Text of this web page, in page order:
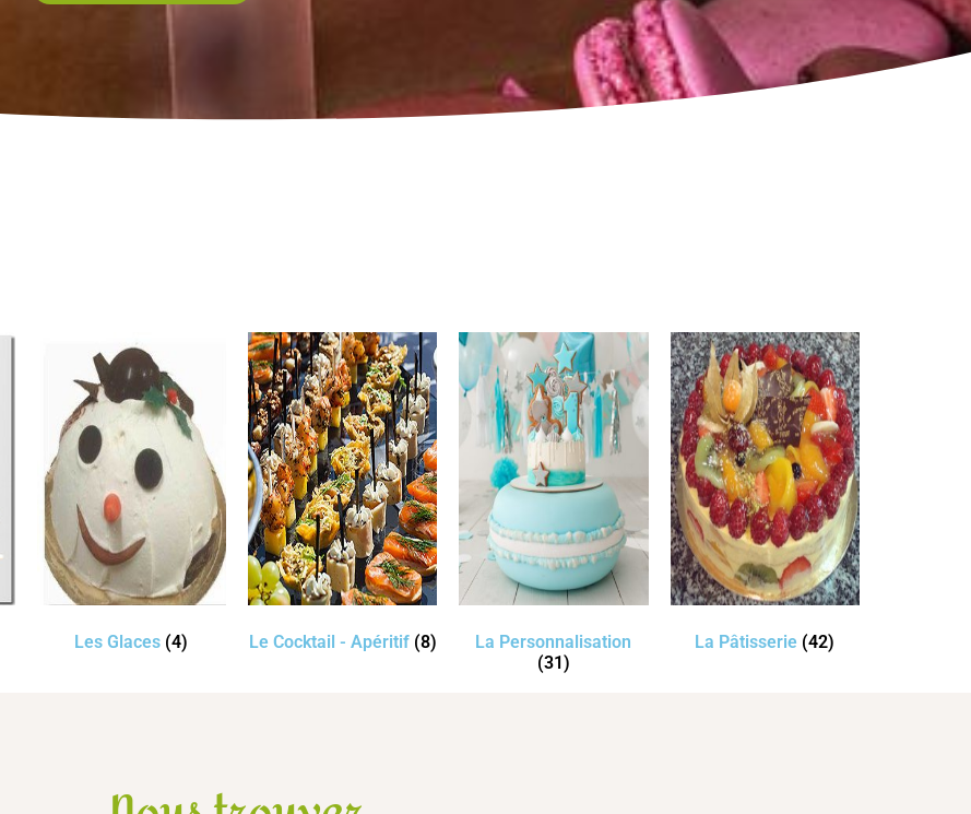
Les Glaces (4) Le Cocktail - Apéritif (8)
La Personnalisation
(31)
La Pâtisserie (42)